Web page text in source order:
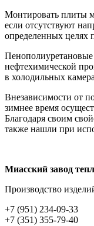
Монтировать плиты
если отсутствуют
определенных целях
нефтехимической
в холодильных
Внезависимости от
зимнее время
Благодаря своим
также нашли при
Миасский завод
Производство
+7 (951) 234-09-33
+7 (351) 355-79-40